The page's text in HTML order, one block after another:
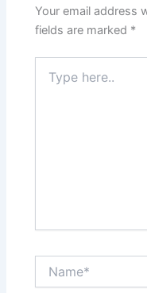
Your email address
fields are marked *
here..